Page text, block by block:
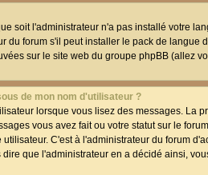
soit l'administrateur n'a pas installé votre
du forum s'il peut installer le pack de
sur le site web du groupe phpBB (allez
de mon nom d'utilisateur ?
lorsque vous lisez des messages.
vous avez fait ou votre statut sur le
C'est à l'administrateur du forum
que l'administrateur en a décidé ainsi,